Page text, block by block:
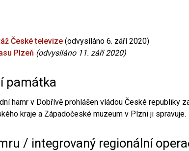
České televize (odvysíláno 6. září 2020)
Plzeň (odvysíláno 11. září 2020)
památka
hamr v Dobřívě prohlášen vládou České republiky
kraje a Západočeské muzeum v Plzni ji spravuje.
/ integrovaný regionální